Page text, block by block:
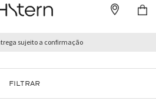
sujeito a confirmação
FILTRAR